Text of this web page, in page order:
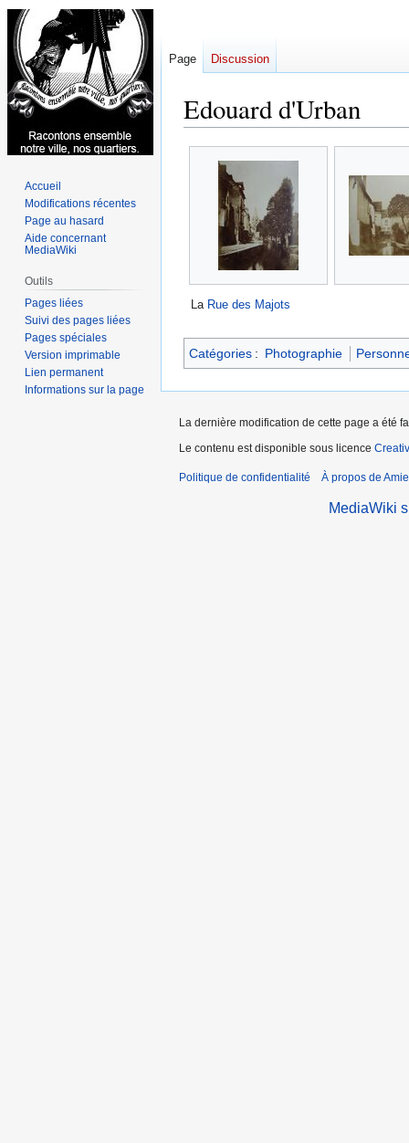
Edouard d'Urban
Aller
navigation
Aller
recherche
La Rue des Majots
Catégories : Photographie
Page Discussion
Accueil
Modifications récentes
Page au hasard
Aide concernant
MediaWiki
Outils
Pages liées
Suivi des pages liées
Pages spéciales
Version imprimable
Lien permanent
Informations sur la page
La dernière modification de cette page a été
Le contenu est disponible sous licence
Politique de confidentialité À propos de
MediaWiki